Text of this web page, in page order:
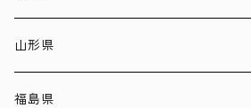
山形県
福島県